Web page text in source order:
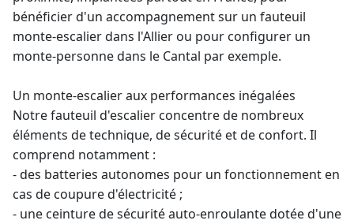
bénéficier d'un accompagnement sur un fauteuil
monte-escalierdans l'Allier ou pour configurer un
monte-personnedans le Cantal par exemple.
Un monte-escalier aux performances inégalées
Notre fauteuil d'escalier concentre de nombreux
éléments de technique, de sécurité et de confort. Il
comprend notamment :
- des batteries autonomes pour un fonctionnement en
cas de coupure d'électricité ;
- une ceinture de sécurité auto-enroulante dotée d'une